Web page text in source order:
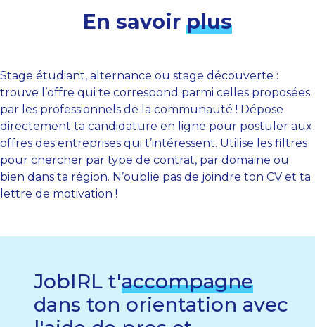
En savoir plus
Stage étudiant, alternance ou stage découverte :
trouve l’offre qui te correspond parmi celles proposées
par les professionnels de la communauté ! Dépose
directement ta candidature en ligne pour postuler aux
offres des entreprises qui t’intéressent. Utilise les filtres
pour chercher par type de contrat, par domaine ou
bien dans ta région. N’oublie pas de joindre ton CV et ta
lettre de motivation !
JobIRL t'accompagne
dans ton orientation avec